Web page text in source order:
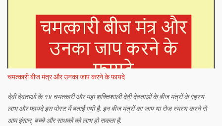
चमत्कारी बीज मंत्र और उनका जाप करने के फायदे
देवी देवताओं के १४ चमत्कारी और महा शक्तिशाली देवी देवताओं के बीज मंत्रों के रहस्य
लाभ और फायदे इस पोस्ट में बताई गयी है. इन बीज मंत्रों का जाप या रोज स्मरण करने से
आम इंसान, बच्चे और साधकों को लाभ हो सकता है.